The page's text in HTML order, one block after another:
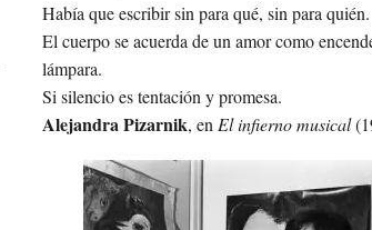
Había que escribir sin para qué, sin para quién.
El cuerpo se acuerda de un amor como
lámpara.
Si silencio es tentación y promesa.
AlejandraPizarnik, enEl infierno musical